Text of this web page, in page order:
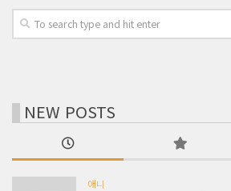
NEW POSTS
애니